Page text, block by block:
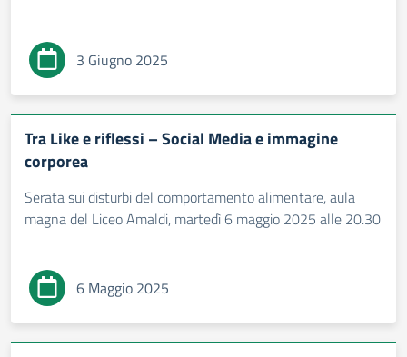
3 Giugno 2025
Tra Like e riflessi – Social Media e immagine
corporea
Serata sui disturbi del comportamento alimentare, aula
magna del Liceo Amaldi, martedì 6 maggio 2025 alle 20.30
6 Maggio 2025